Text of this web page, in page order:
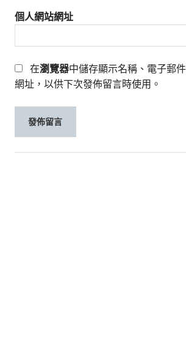
個人網站網址
在瀏覽器中儲存顯示名稱、電子郵
網址，以供下次發佈留言時使用。